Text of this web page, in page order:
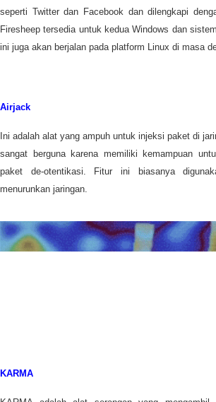
seperti Twitter dan Facebook dan dilengkapi
Firesheep tersedia untuk kedua Windows dan
ini juga akan berjalan pada platform Linux di masa
Airjack
Ini adalah alat yang ampuh untuk injeksi paket di
sangat berguna karena memiliki kemampuan
paket de-otentikasi. Fitur ini biasanya
menurunkan jaringan.
KARMA